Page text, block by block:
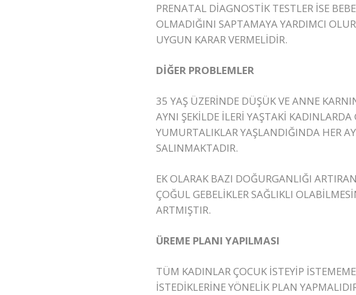
PRENATAL DİAGNOSTİK TESTLER İSE
OLMADIĞINI SAPTAMAYA YARDIMCI
UYGUN KARAR VERMELİDİR.
DİĞER PROBLEMLER
35 YAŞ ÜZERİNDE DÜŞÜK VE ANNE
AYNI ŞEKİLDE İLERİ YAŞTAKİ
YUMURTALIKLAR YAŞLANDIĞINDA HER
SALINMAKTADIR.
EK OLARAK BAZI DOĞURGANLIĞI
ÇOĞUL GEBELİKLER SAĞLIKLI
ARTMIŞTIR.
ÜREME PLANI YAPILMASI
TÜM KADINLAR ÇOCUK İSTEYİP
İSTEDİKLERİNE YÖNELİK PLAN